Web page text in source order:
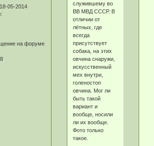
05-2014
служившему во
ВВ МВД СССР. В
отличии от
лётных, где
всегда
присутствует
собака, на этих
овчина снаружи,
искусственный
мех внутри,
голеностоп
овчина. Мог ли
быть такой
вариант и
вообще, носили
ли их вообще.
Фото только
такое.